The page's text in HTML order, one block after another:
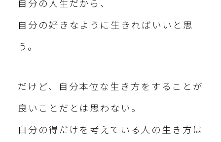
自分の人生だから、
自分の好きなように生きればいいと思
う。
だけど、自分本位な生き方をすることが
良いことだとは思わない。
自分の得だけを考えている人の生き方は